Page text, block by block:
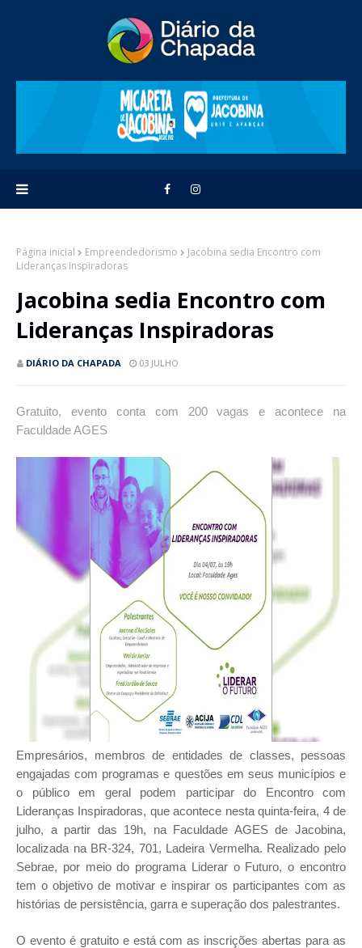
Página inicial Empreendedorismo
Jacobina sedia Encontro com
Lideranças Inspiradoras
Jacobina sedia Encontro com
Lideranças Inspiradoras
DIÁRIO DA CHAPADA 03 JULHO
Gratuito, evento conta com 200 vagas e acontece na
Faculdade AGES
Empresários, membros de entidades de classes, pessoas
engajadas com programas e questões em seus municípios e
o público em geral podem participar do Encontro com
Lideranças Inspiradoras, que acontece nesta quinta-feira, 4 de
julho, a partir das 19h, na Faculdade AGES de Jacobina,
localizada na BR-324, 701, Ladeira Vermelha. Realizado pelo
Sebrae, por meio do programa Liderar o Futuro, o encontro
tem o objetivo de motivar e inspirar os participantes com as
histórias de persistência, garra e superação dos palestrantes.
O evento é gratuito e está com as inscrições abertas para as